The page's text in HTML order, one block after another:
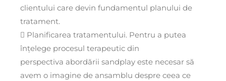
clientului care devin fundamentul planului de
tratament.
 Planificarea tratamentului. Pentru a putea
înțelege procesul terapeutic din
perspectiva abordării sandplay este necesar să
avem o imagine de ansamblu despre ceea ce